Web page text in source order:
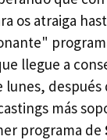
os atraiga
llegue a
después
más
programa de